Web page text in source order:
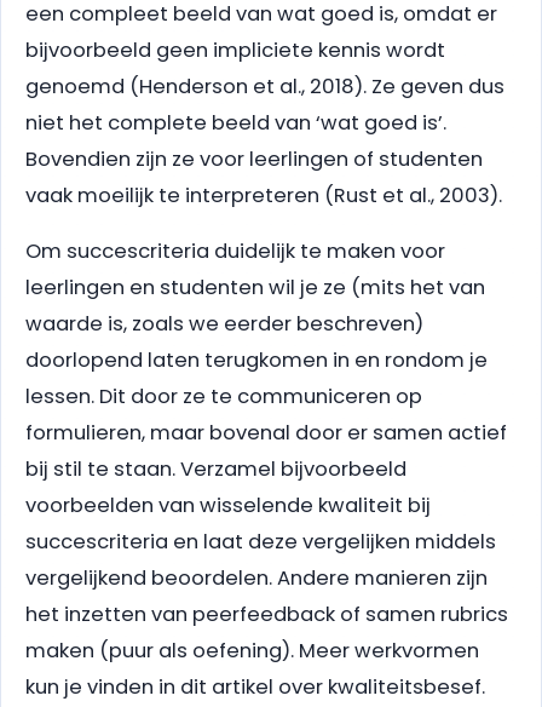
een compleet beeld van wat goed is, omdat er
bijvoorbeeld geen impliciete kennis wordt
genoemd (Henderson et al., 2018). Ze geven dus
niet het complete beeld van ‘wat goed is’.
Bovendien zijn ze voor leerlingen of studenten
vaak moeilijk te interpreteren (Rust et al., 2003).
Om succescriteria duidelijk te maken voor
leerlingen en studenten wil je ze (mits het van
waarde is, zoals we eerder beschreven)
doorlopend laten terugkomen in en rondom je
lessen. Dit door ze te communiceren op
formulieren, maar bovenal door er samen actief
bij stil te staan. Verzamel bijvoorbeeld
voorbeelden van wisselende kwaliteit bij
succescriteria en laat deze vergelijken middels
vergelijkend beoordelen. Andere manieren zijn
het inzetten van peerfeedback of samen rubrics
maken (puur als oefening). Meer werkvormen
kun je vinden in dit artikel over kwaliteitsbesef.